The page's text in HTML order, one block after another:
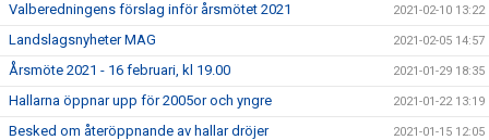
Valberedningens förslag inför årsmötet 2021 2021-02-10 13:22
Landslagsnyheter MAG 2021-02-05 14:57
Årsmöte 2021 - 16 februari, kl 19.00 2021-01-29 18:35
Hallarna öppnar upp för 2005or och yngre 2021-01-22 13:19
Besked om återöppnande av hallar dröjer 2021-01-15 12:05